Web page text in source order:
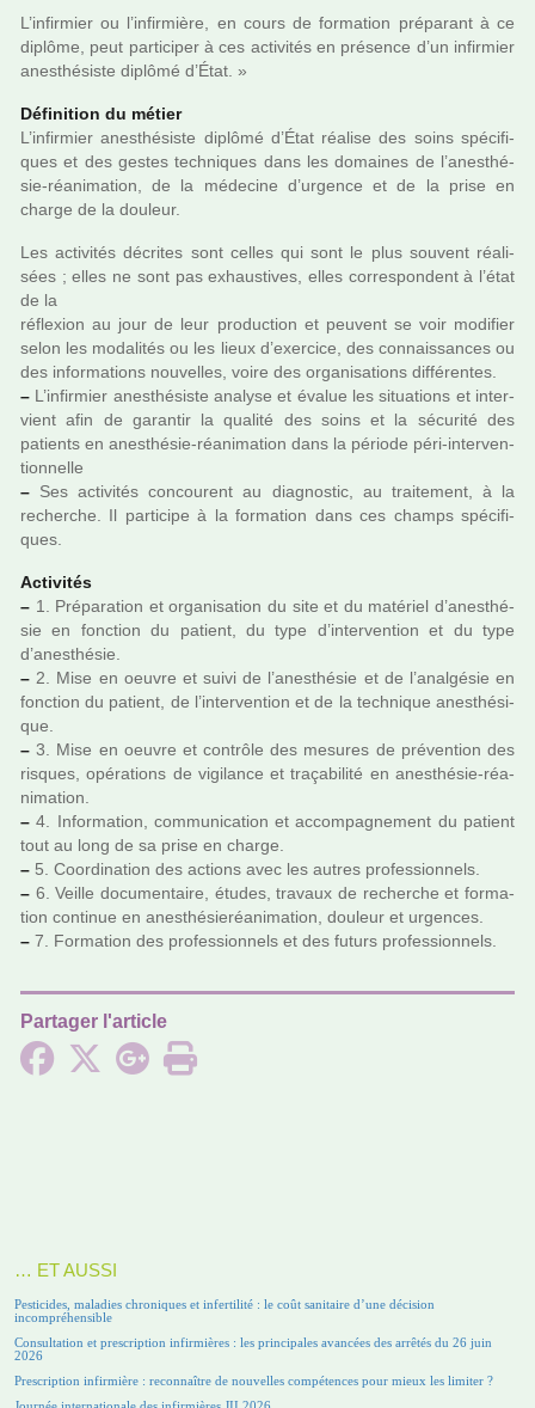
L’infir­mier ou l’infir­mière, en cours de for­ma­tion pré­pa­rant à ce
diplôme, peut par­ti­ci­per à ces acti­vi­tés en pré­sence d’un infir­mier
anes­thé­siste diplômé d’État. »
Définition du métier
L’infir­mier anes­thé­siste diplômé d’État réa­lise des soins spé­ci­fi­
ques et des gestes tech­ni­ques dans les domai­nes de l’anes­thé­
sie-réa­ni­ma­tion, de la méde­cine d’urgence et de la prise en
charge de la dou­leur.
Les acti­vi­tés décri­tes sont celles qui sont le plus sou­vent réa­li­
sées ; elles ne sont pas exhaus­ti­ves, elles cor­res­pon­dent à l’état
de la
réflexion au jour de leur pro­duc­tion et peu­vent se voir modi­fier
selon les moda­li­tés ou les lieux d’exer­cice, des connais­san­ces ou
des infor­ma­tions nou­vel­les, voire des orga­ni­sa­tions dif­fé­ren­tes.
– L’infir­mier anes­thé­siste ana­lyse et évalue les situa­tions et inter­
vient afin de garan­tir la qua­lité des soins et la sécu­rité des
patients en anes­thé­sie-réa­ni­ma­tion dans la période péri-inter­ven­
tion­nelle
– Ses acti­vi­tés concou­rent au diag­nos­tic, au trai­te­ment, à la
recher­che. Il par­ti­cipe à la for­ma­tion dans ces champs spé­ci­fi­
ques.
Activités
– 1. Préparation et orga­ni­sa­tion du site et du maté­riel d’anes­thé­
sie en fonc­tion du patient, du type d’inter­ven­tion et du type
d’anes­thé­sie.
– 2. Mise en oeuvre et suivi de l’anes­thé­sie et de l’anal­gé­sie en
fonc­tion du patient, de l’inter­ven­tion et de la tech­ni­que anes­thé­si­
que.
– 3. Mise en oeuvre et contrôle des mesu­res de pré­ven­tion des
ris­ques, opé­ra­tions de vigi­lance et tra­ça­bi­lité en anes­thé­sie-réa­
ni­ma­tion.
– 4. Information, com­mu­ni­ca­tion et accom­pa­gne­ment du patient
tout au long de sa prise en charge.
– 5. Coordination des actions avec les autres pro­fes­sion­nels.
– 6. Veille docu­men­taire, études, tra­vaux de recher­che et for­ma­
tion conti­nue en anes­thé­sie­réa­ni­ma­tion, dou­leur et urgen­ces.
– 7. Formation des pro­fes­sion­nels et des futurs pro­fes­sion­nels.
Partager l'article
… ET AUSSI
Pesticides, maladies chroniques et infertilité : le coût sanitaire d’une décision
incompréhensible
Consultation et prescription infirmières : les principales avancées des arrêtés du 26 juin
2026
Prescription infirmière : reconnaître de nouvelles compétences pour mieux les limiter ?
Journée internationale des infirmières JII 2026